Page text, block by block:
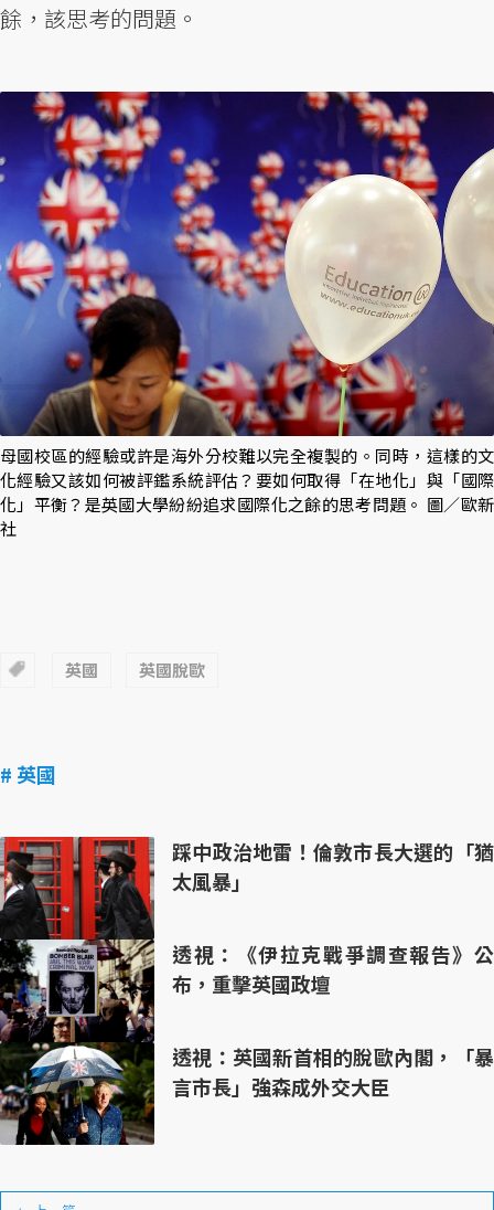
餘，該思考的問題。
母國校區的經驗或許是海外分校難以完全複製的。同時，這樣的文
化經驗又該如何被評鑑系統評估？要如何取得「在地化」與「國際
化」平衡？是英國大學紛紛追求國際化之餘的思考問題。 圖／歐新
社
英國 英國脫歐
# 英國
踩中政治地雷！倫敦市長大選的「猶
太風暴」
透視：《伊拉克戰爭調查報告》公
布，重擊英國政壇
透視：英國新首相的脫歐內閣，「暴
言市長」強森成外交大臣